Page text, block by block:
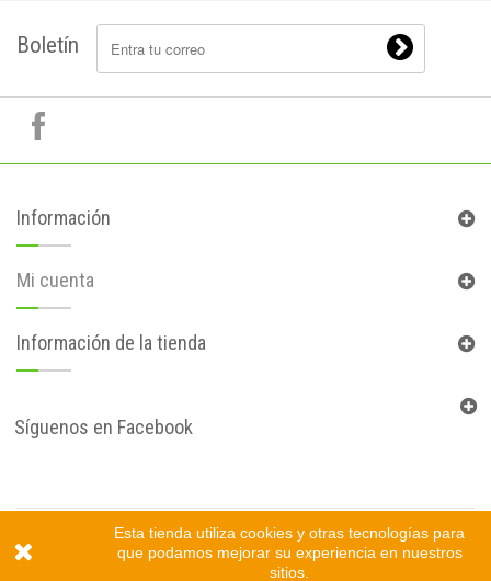
Boletín
Información
Tienda online creada por Gprovincia™
Mi cuenta
Información de la tienda
Síguenos en Facebook
Esta tienda utiliza cookies y otras tecnologías para
que podamos mejorar su experiencia en nuestros
sitios.